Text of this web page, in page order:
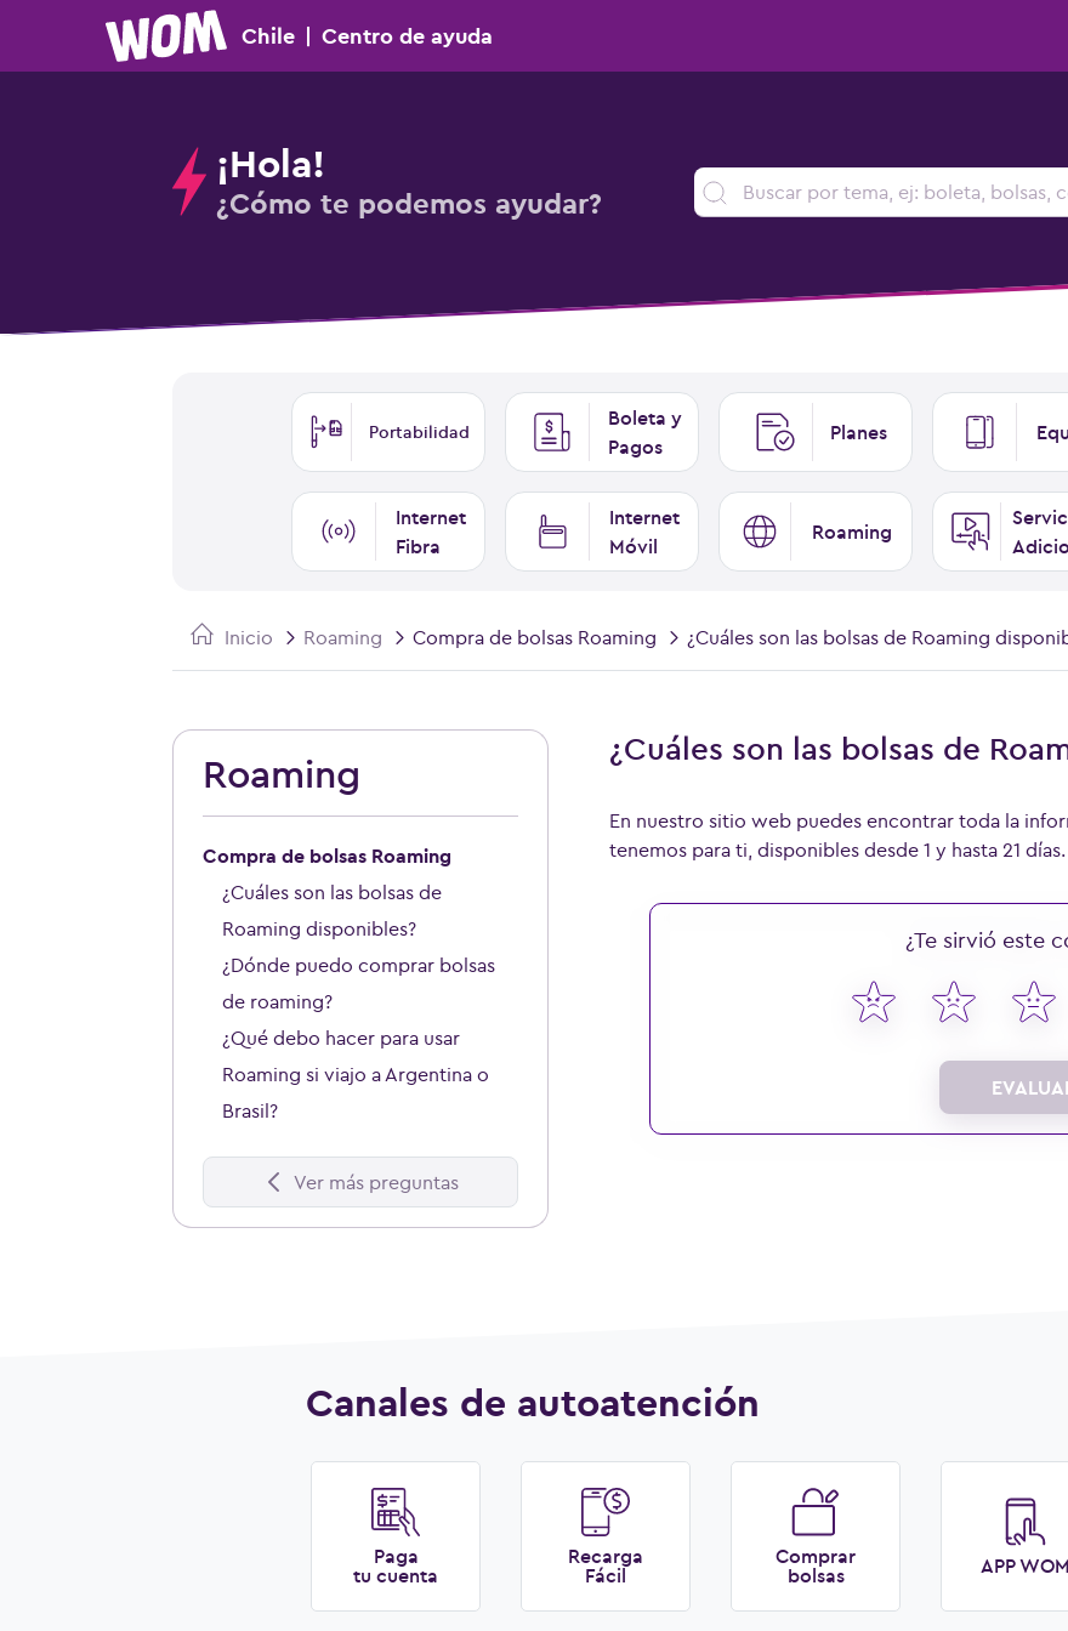
Chile | Centro de ayuda
¡Hola!
¿Cómo te podemos ayudar?
Portabilidad
Boleta y
Pagos
Planes
Internet
Fibra
Internet
Móvil
Roaming
Inicio Roaming Compra de bolsas Roaming ¿Cuáles son las bolsas de Roaming
¿Cuáles son las bolsas de
En nuestro sitio web puedes encontrar toda la
tenemos para ti, disponibles desde 1 y hasta 21 días.
¿Te sirvió este
Roaming
Compra de bolsas Roaming
¿Cuáles son las bolsas de
Roaming disponibles?
¿Dónde puedo comprar bolsas
de roaming?
¿Qué debo hacer para usar
Roaming si viajo a Argentina o
Brasil?
Ver más preguntas
Canales de autoatención
Paga
tu cuenta
Recarga
Fácil
Comprar
bolsas
APP WOM